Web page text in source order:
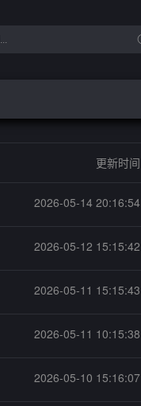
更新时间
2026-05-14 20:16:54
2026-05-12 15:15:42
2026-05-11 15:15:43
2026-05-11 10:15:38
2026-05-10 15:16:07